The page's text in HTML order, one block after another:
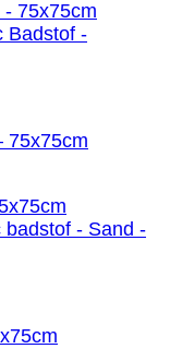
75x75cm